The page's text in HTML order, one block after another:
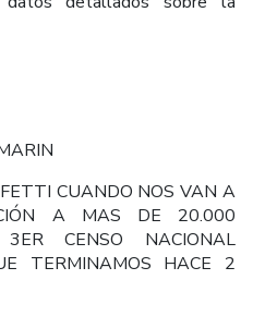
MARIN
CUANDO NOS VAN A
A MAS DE 20.000
CENSO NACIONAL
TERMINAMOS HACE 2